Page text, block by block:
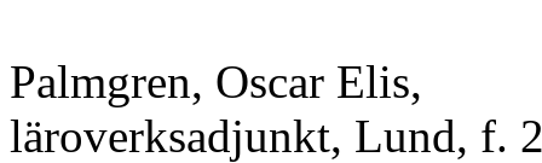
Palmgren, Oscar Elis,
läroverksadjunkt, Lund, f.